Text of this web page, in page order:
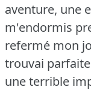
aventure, une
m'endormis
refermé mon
trouvai
une terrible